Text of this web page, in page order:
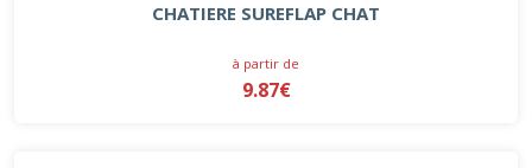
CHATIERE SUREFLAP CHAT
à partir de
9.87€